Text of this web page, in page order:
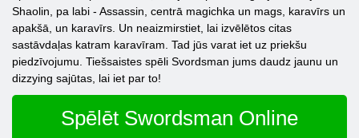
Shaolin, pa labi - Assassin, centrā magichka un mags, karavīrs un
apakšā, un karavīrs. Un neaizmirstiet, lai izvēlētos citas
sastāvdaļas katram karavīram. Tad jūs varat iet uz priekšu
piedzīvojumu. Tiešsaistes spēli Svordsman jums daudz jaunu un
dizzying sajūtas, lai iet par to!
Spēlēt Swordsman Online